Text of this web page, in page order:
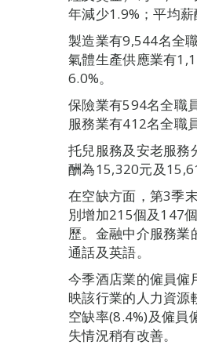
年減少1.9%；平均薪
製造業有9,544名全
氣體生產供應業有
6.0%。
保險業有594名全職
服務業有412名全職
托兒服務及安老服
酬為15,320元及
在空缺方面，第3季
別增加215個及147
歷。金融中介服務
通話及英語。
今季酒店業的僱員僱
映該行業的人力資源
空缺率(8.4%)及僱員
失情況稍有改善。